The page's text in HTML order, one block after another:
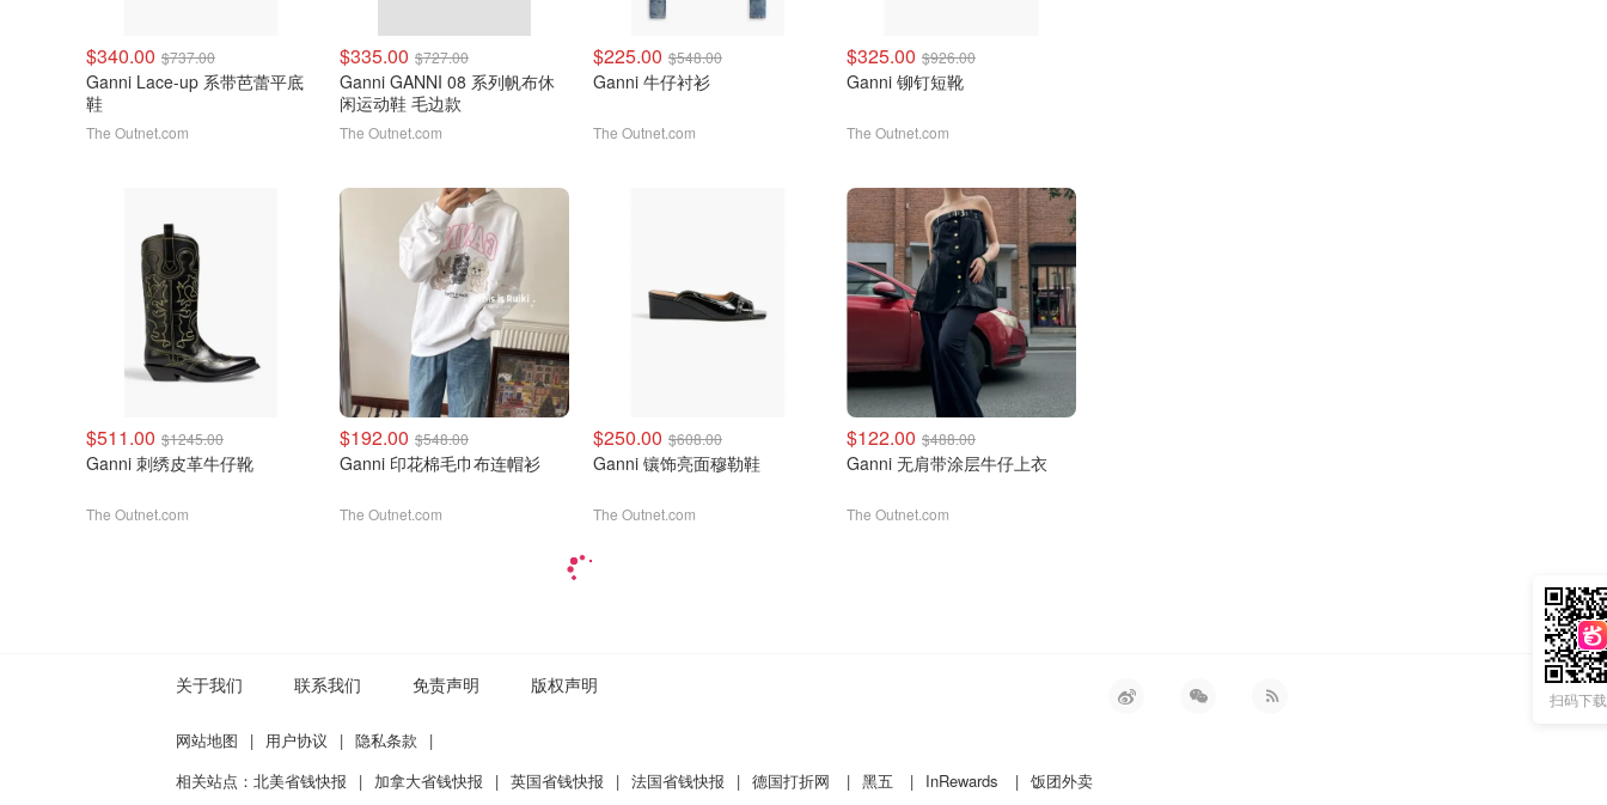
$340.00 $737.00
Ganni Lace-up 系带芭蕾平底
鞋
The Outnet.com
$335.00 $727.00
Ganni GANNI 08 系列帆布休
闲运动鞋 毛边款
The Outnet.com
$225.00 $548.00
Ganni 牛仔衬衫
The Outnet.com
$325.00 $926.00
Ganni 铆钉短靴
The Outnet.com
$511.00 $1245.00
Ganni 刺绣皮革牛仔靴
The Outnet.com
$192.00 $548.00
Ganni 印花棉毛巾布连帽衫
The Outnet.com
$250.00 $608.00
Ganni 镶饰亮面穆勒鞋
The Outnet.com
$122.00 $488.00
Ganni 无肩带涂层牛仔上衣
The Outnet.com
扫码下
关于我们 联系我们 免责声明 版权声明
网站地图 | 用户协议 | 隐私条款
|
相关站点： 北美省钱快报 | 加拿大省钱快报 | 英国省钱快报 | 法国省钱快报 | 德国打折网 | 黑五 | InRewards | 饭团外卖